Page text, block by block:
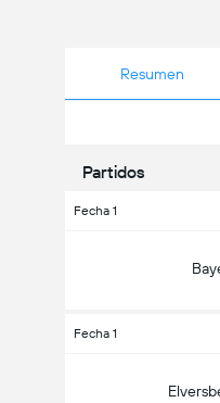
Resumen
Partidos
Fecha 1
Fecha 1